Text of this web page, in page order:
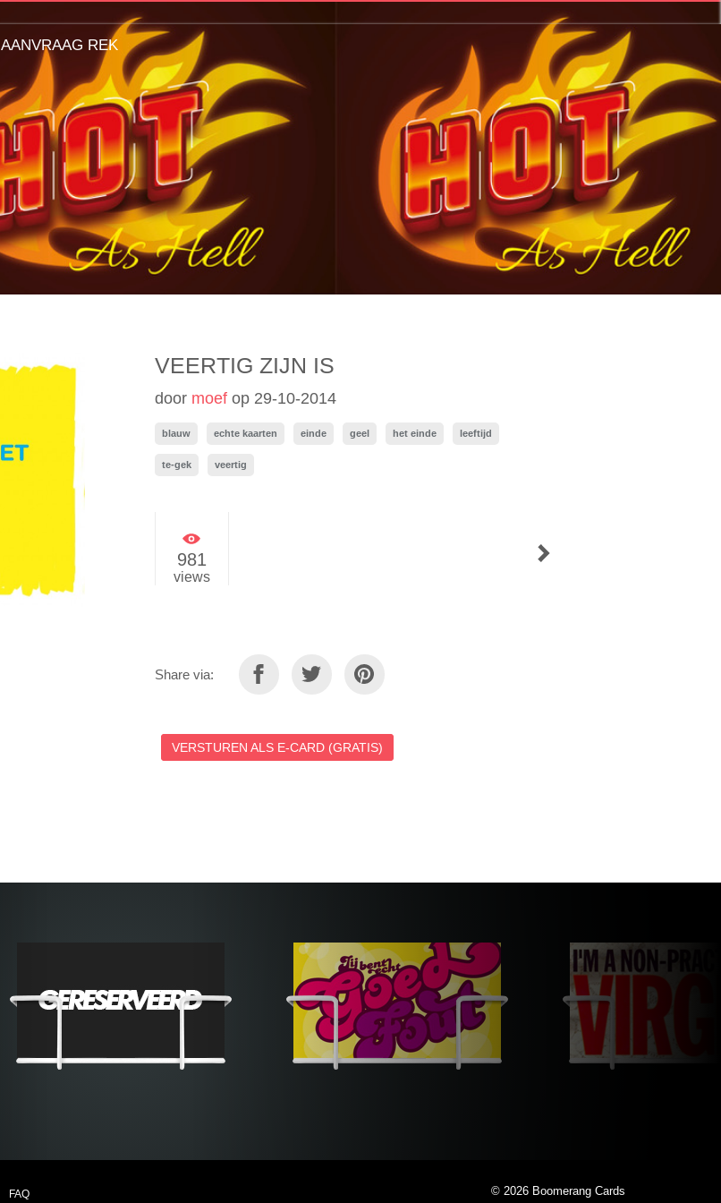
VEERTIG ZIJN IS
door moefop 29-10-2014
blauw echte kaarten einde geel het einde leeftijd
te-gek veertig
981
views
Share via:
VERSTUREN ALS E-CARD (GRATIS)
FAQ © 2026 Boomerang Cards
AANVRAAG REK